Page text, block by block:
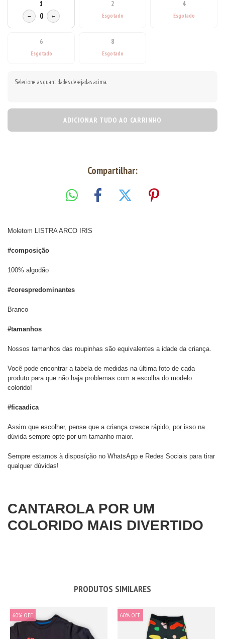
1
− 0 +
2 4
6 8
Selecione as quantidades desejadas acima.
ADICIONAR TUDO AO CARRINHO
Compartilhar:
Moletom LISTRA ARCO IRIS
#composição
100% algodão
#corespredominantes
Branco
#tamanhos
Nossos tamanhos das roupinhas são equivalentes a idade da criança.
Você pode encontrar a tabela de medidas na última foto de cada
produto para que não haja problemas com a escolha do modelo
colorido!
#ficaadica
Assim que escolher, pense que a criança cresce rápido, por isso na
dúvida sempre opte por um tamanho maior.
Sempre estamos à disposíção no WhatsApp e Redes Sociais para tirar
qualquer dúvidas!
CANTAROLA POR UM
COLORIDO MAIS DIVERTIDO
PRODUTOS SIMILARES
60% OFF 60% OFF